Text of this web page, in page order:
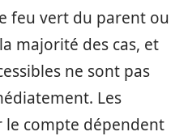
feu vert du parent ou
majorité des cas, et
ne sont pas
Les
le compte dépendent